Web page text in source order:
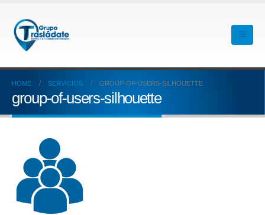
HOME SERVICIOS GROUP-OF-USERS-SILHOUETTE
group-of-users-silhouette